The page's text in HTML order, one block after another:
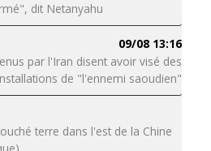
dit Netanyahu
09/08 13:16
par l'Iran disent avoir visé des
de "l'ennemi saoudien"
terre dans l'est de la Chine